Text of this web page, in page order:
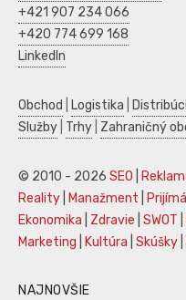
+421 907 234 066
+420 774 699 168
LinkedIn
Obchod Logistika
Služby Trhy Zahraničný
© 2010 - 2026 SEO
Reality
Manažment
Ekonomika
Zdravie SWOT
Marketing
Kultúra Skúšky
NAJNOVŠIE